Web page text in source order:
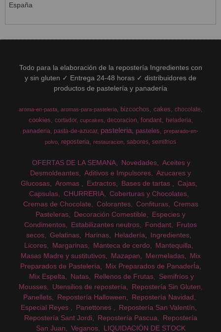
España
Todo para la elaboración de la repostería Ingredientes con
y sin gluten ✓ Entrega 24-48 horas ✓ distribuidores de
productos de pastelería y panadería
aroma-en-pasta aromas-para-pasteleria bizcochos cakes chocolate
cookies cortador cupcakes decoracion fondant
heladeria
panaderia pasta-de-azucar pasteleria pasteles
preparado-en-
polvo
reposteria restauracion sabores semifrios
OFERTAS DE LA SEMANA Novedades
Aceites y
Desmoldeantes
Aditivos e Impulsores
Azucares y
Glucosas
Aromas Extractos Bases de tartas
Cajas
Capsulas
CHURRERIA
Coberturas y Chocolates
Cremas de Chocolate
Colorantes Confituras
Cremas
Pasteleras
Decoración Comestible
Especies y
Condimentos
Estabilizantes neutros Fondant
Frutos
secos
Gelatinas Harinas Heladería
Ingredientes
Licores
Margarinas Manteca de cerdo
Mantequilla
Masas Madre y sustitutivos
Mazapan Mermeladas
Mix
Preparados de Pastelería
Mix Preparados de PanaderÍa
Mix Espelta
Natas Rellenos de Frutas
Semifríos y
Mousses
Utensilios de repostería
Repostería Sin Gluten
Panellets
Repostería Halloween
Repostería Navidad
Especial Reyes
Panettones
Repostería San Valentín
Repostería Sant Jordi
Repostería Pascua
Repostería
San Juan
Veganos LIQUIDACIÓN DE STOCK